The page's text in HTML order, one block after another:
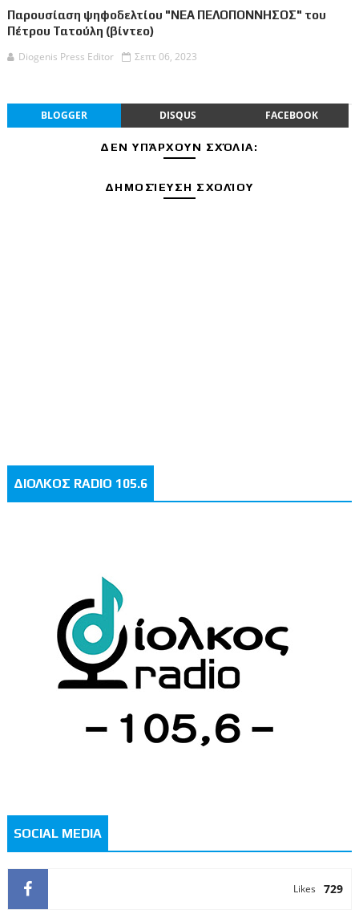
Παρουσίαση ψηφοδελτίου "ΝΕΑ ΠΕΛΟΠΟΝΝΗΣΟΣ" του
Πέτρου Τατούλη (βίντεο)
Diogenis Press Editor
Σεπτ 06, 2023
BLOGGER DISQUS FACEBOOK
ΔΕΝ ΥΠΆΡΧΟΥΝ ΣΧΌΛΙΑ:
ΔΗΜΟΣΊΕΥΣΗ ΣΧΟΛΊΟΥ
ΔΙΟΛΚΟΣ RADIO 105.6
SOCIAL MEDIA
729
Likes